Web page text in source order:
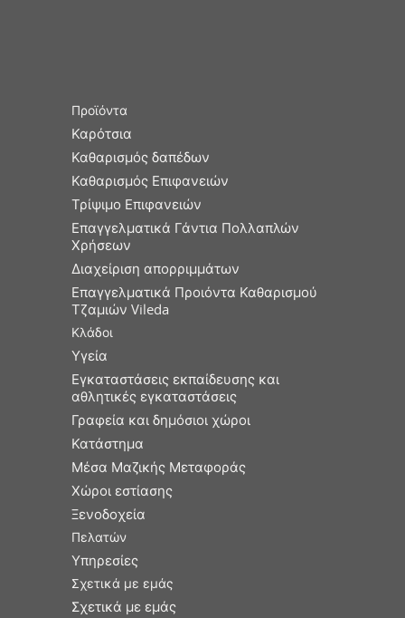
Προϊόντα
Καρότσια
Καθαρισμός δαπέδων
Καθαρισμός Επιφανειών
Τρίψιμο Επιφανειών
Επαγγελματικά Γάντια Πολλαπλών
Χρήσεων
Διαχείριση απορριμμάτων
Επαγγελματικά Προιόντα Καθαρισμού
Τζαμιών Vileda
Κλάδοι
Υγεία
Εγκαταστάσεις εκπαίδευσης και
αθλητικές εγκαταστάσεις
Γραφεία και δημόσιοι χώροι
Κατάστημα
Μέσα Μαζικής Μεταφοράς
Χώροι εστίασης
Ξενοδοχεία
Πελατών
Υπηρεσίες
Σχετικά με εμάς
Σχετικά με εμάς